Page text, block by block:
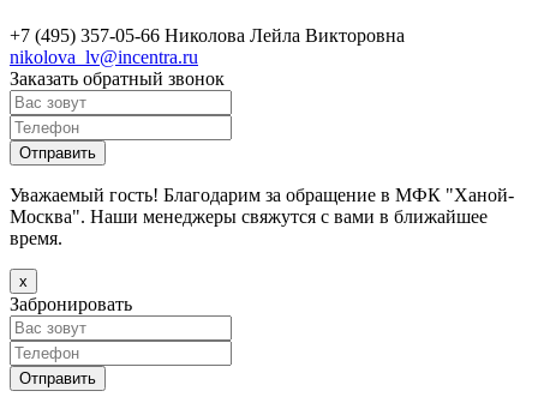
+7 (495) 357-05-66 Николова Лейла Викторовна
nikolova_lv@incentra.ru
Заказать обратный звонок
Уважаемый гость! Благодарим за обращение в МФК "Ханой-
Москва". Наши менеджеры свяжутся с вами в ближайшее
время.
х
Забронировать